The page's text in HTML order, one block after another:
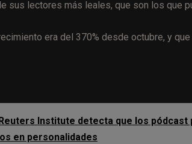
sus lectores más leales, que son los que
era del 370% desde octubre, y que
Institute detecta que los
en personalidades